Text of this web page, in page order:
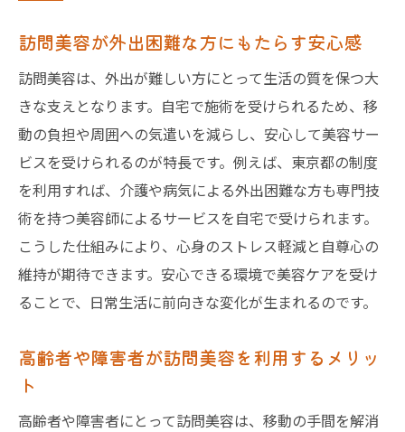
訪問美容が外出困難な方にもたらす安心感
訪問美容は、外出が難しい方にとって生活の質を保つ大
きな支えとなります。自宅で施術を受けられるため、移
動の負担や周囲への気遣いを減らし、安心して美容サー
ビスを受けられるのが特長です。例えば、東京都の制度
を利用すれば、介護や病気による外出困難な方も専門技
術を持つ美容師によるサービスを自宅で受けられます。
こうした仕組みにより、心身のストレス軽減と自尊心の
維持が期待できます。安心できる環境で美容ケアを受け
ることで、日常生活に前向きな変化が生まれるのです。
高齢者や障害者が訪問美容を利用するメリッ
ト
高齢者や障害者にとって訪問美容は、移動の手間を解消